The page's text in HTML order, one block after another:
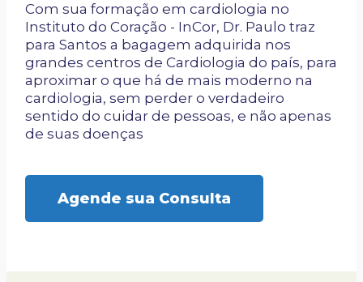
Com sua formação em cardiologia no
Instituto do Coração - InCor, Dr. Paulo traz
para Santos a bagagem adquirida nos
grandes centros de Cardiologia do país, para
aproximar o que há de mais moderno na
cardiologia, sem perder o verdadeiro
sentido do cuidar de pessoas, e não apenas
de suas doenças
Agende sua Consulta